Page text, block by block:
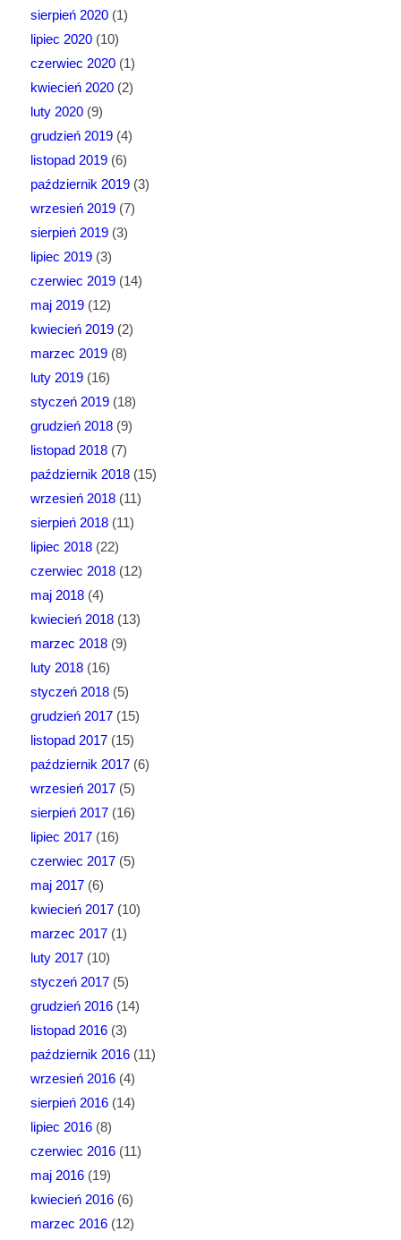
sierpień 2020(1)
lipiec 2020(10)
czerwiec 2020(1)
kwiecień 2020(2)
luty 2020(9)
grudzień 2019(4)
listopad 2019(6)
październik 2019(3)
wrzesień 2019(7)
sierpień 2019(3)
lipiec 2019(3)
czerwiec 2019(14)
maj 2019(12)
kwiecień 2019(2)
marzec 2019(8)
luty 2019(16)
styczeń 2019(18)
grudzień 2018(9)
listopad 2018(7)
październik 2018(15)
wrzesień 2018(11)
sierpień 2018(11)
lipiec 2018(22)
czerwiec 2018(12)
maj 2018(4)
kwiecień 2018(13)
marzec 2018(9)
luty 2018(16)
styczeń 2018(5)
grudzień 2017(15)
listopad 2017(15)
październik 2017(6)
wrzesień 2017(5)
sierpień 2017(16)
lipiec 2017(16)
czerwiec 2017(5)
maj 2017(6)
kwiecień 2017(10)
marzec 2017(1)
luty 2017(10)
styczeń 2017(5)
grudzień 2016(14)
listopad 2016(3)
październik 2016(11)
wrzesień 2016(4)
sierpień 2016(14)
lipiec 2016(8)
czerwiec 2016(11)
maj 2016(19)
kwiecień 2016(6)
marzec 2016(12)